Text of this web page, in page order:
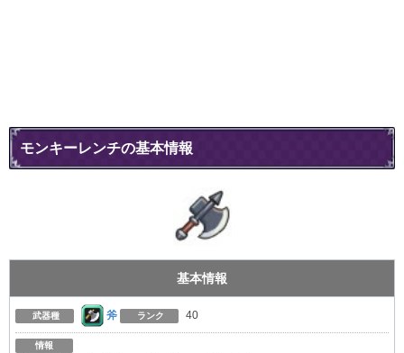
モンキーレンチの基本情報
基本情報
武器種 斧 ランク 40
情報